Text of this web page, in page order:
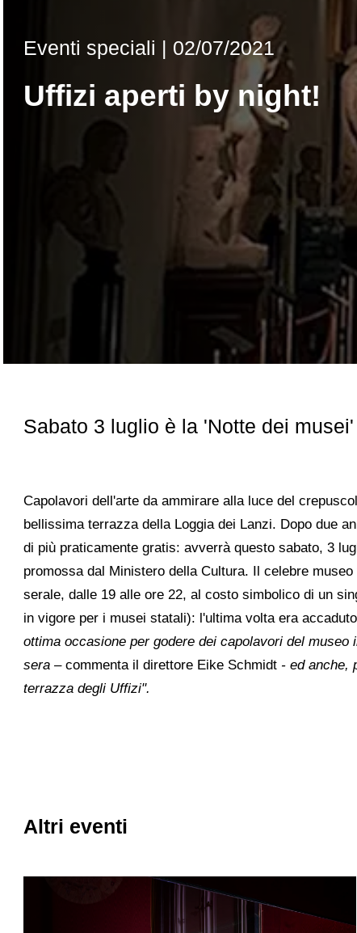
Eventi speciali | 02/07/2021
Uffizi aperti by night!
Sabato 3 luglio è la 'Notte dei musei'
Capolavori dell'arte da ammirare alla luce del
bellissima terrazza della Loggia dei Lanzi. Dopo due
di più praticamente gratis: avverrà questo sabato, 3
promossa dal Ministero della Cultura. Il celebre
serale, dalle 19 alle ore 22, al costo simbolico di un
in vigore per i musei statali): l'ultima volta era
ottima occasione per godere dei capolavori del
sera –commenta il direttore Eike Schmidt - ed anche,
terrazza degli Uffizi".
Altri eventi